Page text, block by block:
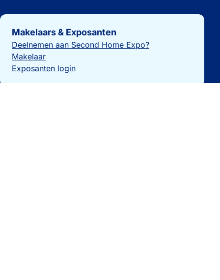
Belangrijke links
Makelaars & Exposanten
Deelnemen aan Second Home Expo?
Makelaar
Exposanten login